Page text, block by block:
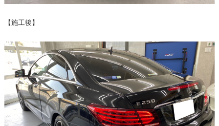
【施工後】